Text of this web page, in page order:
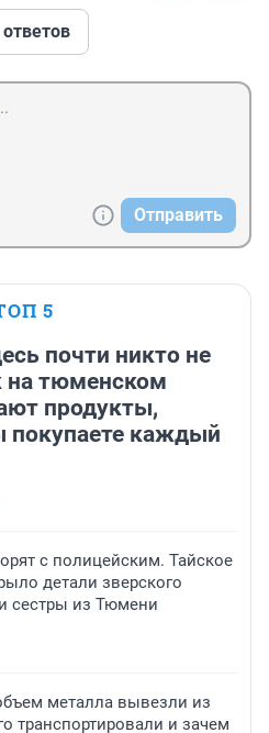
Отправить
5
почти никто не
на тюменском
продукты,
покупаете каждый
с полицейским. Тайское
детали зверского
сестры из Тюмени
металла вывезли из
транспортировали и зачем